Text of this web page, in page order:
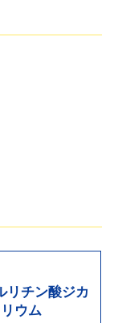
リチン酸ジカ
リウム